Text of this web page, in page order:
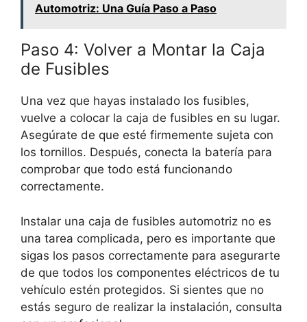
Automotriz: Una Guía Paso a Paso
Paso 4: Volver a Montar la Caja
de Fusibles
Una vez que hayas instalado los fusibles,
vuelve a colocar la caja de fusibles en su lugar.
Asegúrate de que esté firmemente sujeta con
los tornillos. Después, conecta la batería para
comprobar que todo está funcionando
correctamente.
Instalar una caja de fusibles automotriz no es
una tarea complicada, pero es importante que
sigas los pasos correctamente para asegurarte
de que todos los componentes eléctricos de tu
vehículo estén protegidos. Si sientes que no
estás seguro de realizar la instalación, consulta